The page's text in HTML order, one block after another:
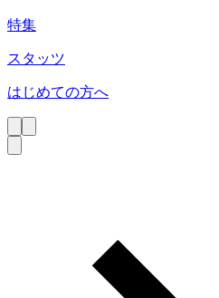
特集
スタッツ
はじめての方へ